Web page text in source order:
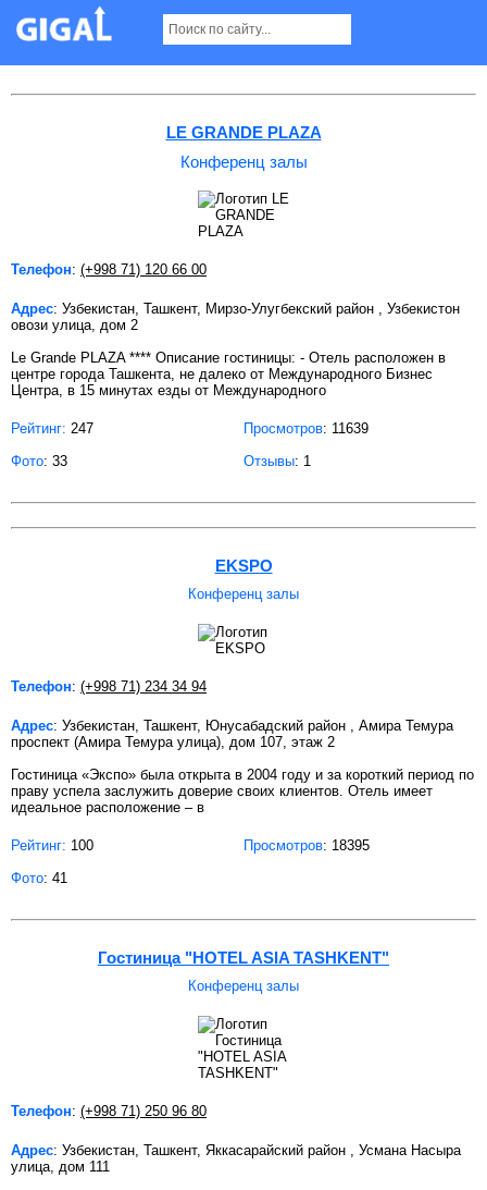
Конференц залы в Ташкенте
LE GRANDE PLAZA
Конференц залы
Телефон: (+998 71) 120 66 00
Адрес: Узбекистан, Ташкент, Мирзо-Улугбекский район , Узбекистон
овози улица, дом 2
Le Grande PLAZA **** Описание гостиницы: - Отель расположен в
центре города Ташкента, не далеко от Международного Бизнес
Центра, в 15 минутах езды от Международного
Рейтинг: 247 Просмотров: 11639
Фото: 33 Отзывы: 1
EKSPO
Конференц залы
Телефон: (+998 71) 234 34 94
Адрес: Узбекистан, Ташкент, Юнусабадский район , Амира Темура
проспект (Амира Темура улица), дом 107, этаж 2
Гостиница «Экспо» была открыта в 2004 году и за короткий период по
праву успела заслужить доверие своих клиентов. Отель имеет
идеальное расположение – в
Рейтинг: 100 Просмотров: 18395
Фото: 41
Гостиница "HOTEL ASIA TASHKENT"
Конференц залы
Телефон: (+998 71) 250 96 80
Адрес: Узбекистан, Ташкент, Яккасарайский район , Усмана Насыра
улица, дом 111